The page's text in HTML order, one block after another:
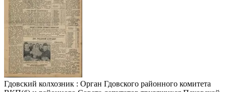
Гдовский колхозник : Орган Гдовского районного комитета